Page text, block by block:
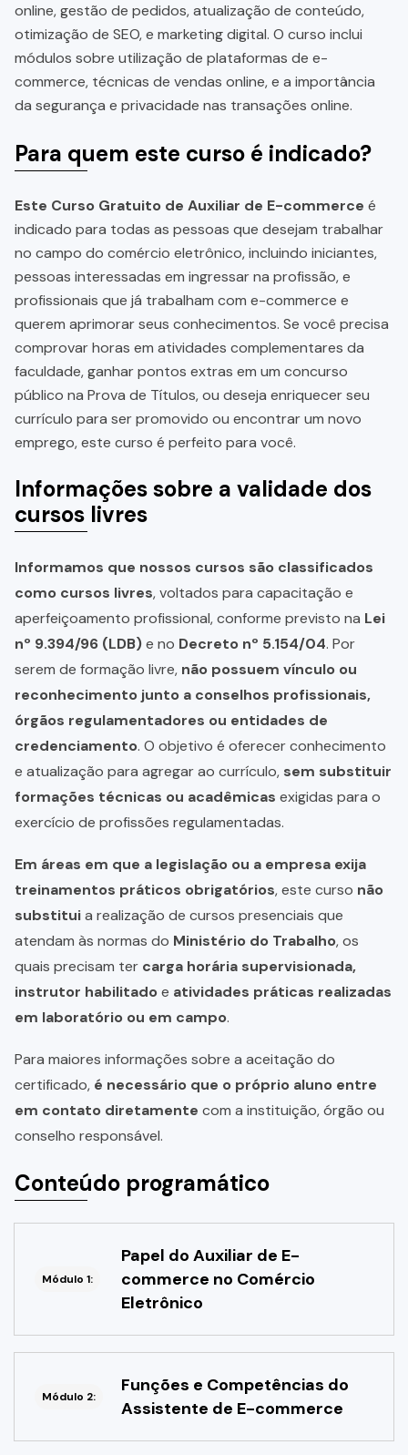
online, gestão de pedidos, atualização de conteúdo,
otimização de SEO, e marketing digital. O curso inclui
módulos sobre utilização de plataformas de e-
commerce, técnicas de vendas online, e a importância
da segurança e privacidade nas transações online.
Para quem este curso é indicado?
Este Curso Gratuito de Auxiliar de E-commerce é
indicado para todas as pessoas que desejam trabalhar
no campo do comércio eletrônico, incluindo iniciantes,
pessoas interessadas em ingressar na profissão, e
profissionais que já trabalham com e-commerce e
querem aprimorar seus conhecimentos. Se você precisa
comprovar horas em atividades complementares da
faculdade, ganhar pontos extras em um concurso
público na Prova de Títulos, ou deseja enriquecer seu
currículo para ser promovido ou encontrar um novo
emprego, este curso é perfeito para você.
Informações sobre a validade dos
cursos livres
Informamos que nossos cursos são classificados
como cursos livres, voltados para capacitação e
aperfeiçoamento profissional, conforme previsto na Lei
nº 9.394/96 (LDB)e no Decreto nº 5.154/04. Por
serem de formação livre, não possuem vínculo ou
reconhecimento junto a conselhos profissionais,
órgãos regulamentadores ou entidades de
credenciamento. O objetivo é oferecer conhecimento
e atualização para agregar ao currículo, sem substituir
formações técnicas ou acadêmicas exigidas para o
exercício de profissões regulamentadas.
Em áreas em que a legislação ou a empresa exija
treinamentos práticos obrigatórios, este curso não
substituia realização de cursos presenciais que
atendam às normas do Ministério do Trabalho, os
quais precisam ter carga horária supervisionada,
instrutor habilitadoe atividades práticas realizadas
em laboratório ou em campo.
Para maiores informações sobre a aceitação do
certificado, é necessário que o próprio aluno entre
em contato diretamente com a instituição, órgão ou
conselho responsável.
Conteúdo programático
Módulo 1:
Papel do Auxiliar de E-
commerce no Comércio
Eletrônico
Módulo 2:
Funções e Competências do
Assistente de E-commerce